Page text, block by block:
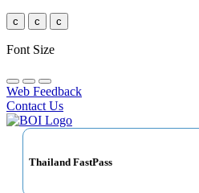
c c c
Font Size
Web Feedback
Contact Us
Thailand FastPass